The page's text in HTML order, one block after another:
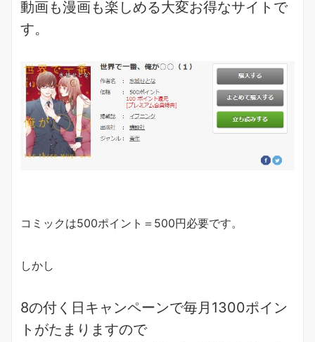
動画も漫画も楽しめる大変お得なサイトで
す。
コミックは500ポイント＝500円必要です。
しかし
8の付く日キャンペーンで毎月1300ポイン
ト がたまりますので